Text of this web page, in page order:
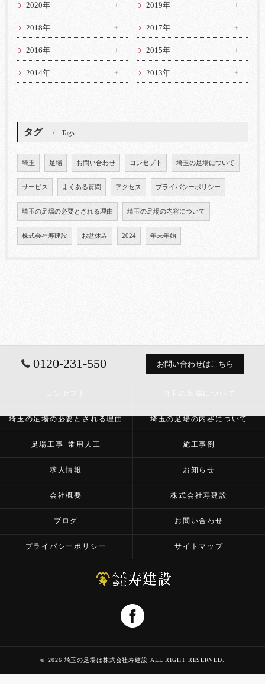
2020年 2019年
2018年 2017年
2016年 2015年
2014年 2013年
タグ Tags
埼玉 足場 お問い合わせ コンセプト 埼玉の足場について
サービス よくある質問 アクセス プライバシーポリシー
埼玉の足場の必要とされる理由 埼玉の足場の内容について
株式会社寿建設 お盆休み 2024 年末年始
0120-231-550 お問い合わせはこちら
埼玉の足場の必要とされる理由 埼玉の足場の内容について
足場工事･常用人工 施工事例
求人情報 お知らせ
会社概要 株式会社寿建設
ブログ お問い合わせ
プライバシーポリシー サイトマップ
© 2026 埼玉の足場は株式会社寿建設 ALL RIGHT RESERVED.